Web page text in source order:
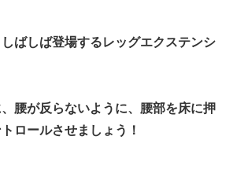
ばしば登場するレッグエクステンシ
腰が反らないように、腰部を床に押
ロールさせましょう！